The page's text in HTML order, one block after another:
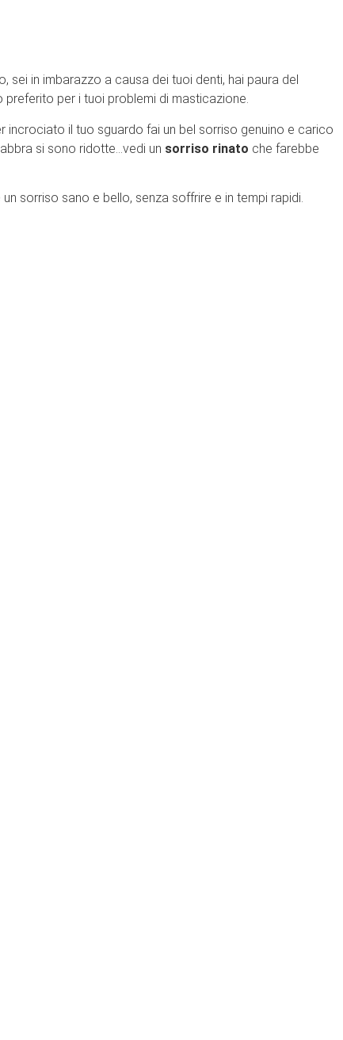
in imbarazzo a causa dei tuoi denti, hai paura del
per i tuoi problemi di masticazione.
incrociato il tuo sguardo fai un bel sorriso genuino e carico
si sono ridotte…vedi un sorriso rinato che farebbe
sorriso sano e bello, senza soffrire e in tempi rapidi.